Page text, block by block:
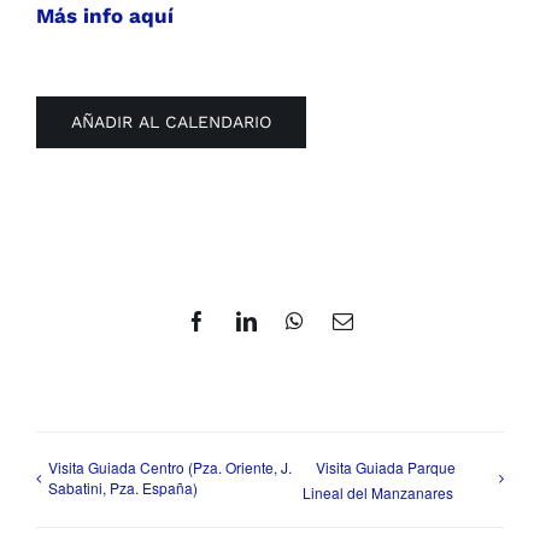
Más info aquí
AÑADIR AL CALENDARIO
FacebookLinkedInWhatsApp
Correo
Visita Guiada Centro (Pza. Oriente, J.
Sabatini, Pza. España)
Visita Guiada Parque
Lineal del Manzanares